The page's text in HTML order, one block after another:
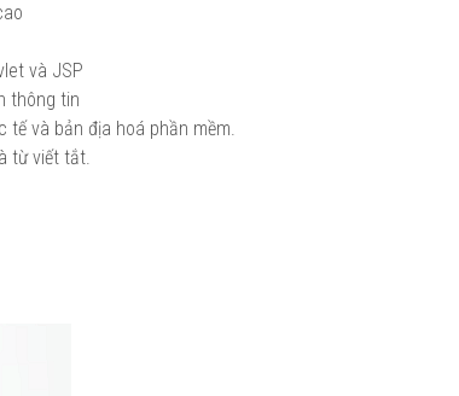
và JSP
thông tin
tế và bản địa hoá phần mềm.
từ viết tắt.